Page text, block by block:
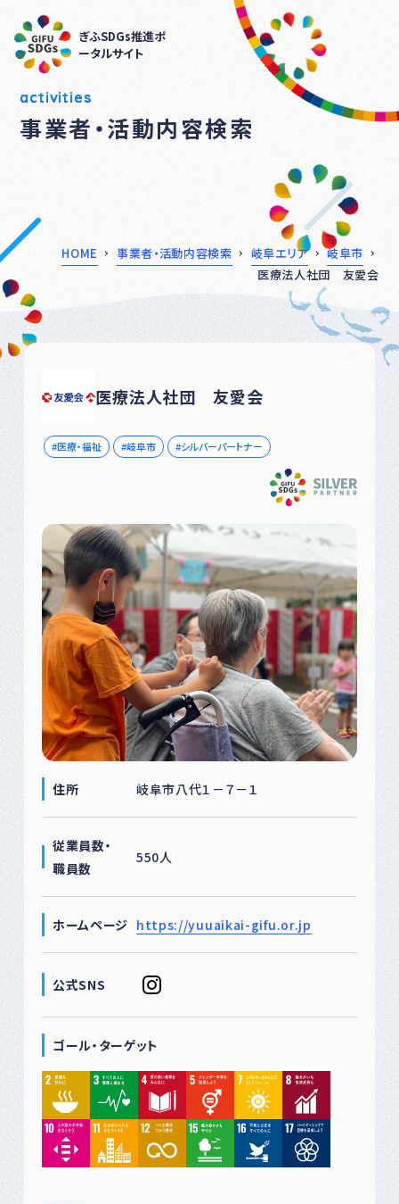
ぎふSDGs推進ポ
ータルサイト
activities
事業者・活動内容検索
HOME 事業者・活動内容検索 岐阜エリア
岐阜市
医療法人社団 友愛会
医療法人社団 友愛会
医療・福祉 岐阜市 シルバーパートナー
住所 岐阜市八代１－７－１
従業員数・
職員数
550人
ホームページ https://yuuaikai-gifu.or.jp
公式SNS
ゴール・ターゲット